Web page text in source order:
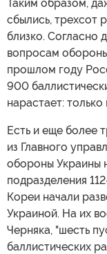
Таким образом,
сбылись, трехсот
близко. Согласно
вопросам
прошлом году
900
нарастает:
Есть и еще более
из Главного
обороны Украины
подразделения
Кореи начали
Украиной. На их
Черняка, "шесть
баллистических